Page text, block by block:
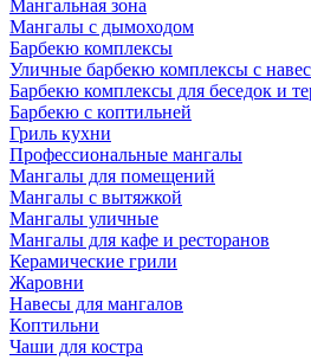
Мангальная зона
Мангалы с дымоходом
Барбекю комплексы
Уличные барбекю комплексы с
Барбекю комплексы для беседок и
Барбекю с коптильней
Гриль кухни
Профессиональные мангалы
Мангалы для помещений
Мангалы с вытяжкой
Мангалы уличные
Мангалы для кафе и ресторанов
Керамические грили
Жаровни
Навесы для мангалов
Коптильни
Чаши для костра